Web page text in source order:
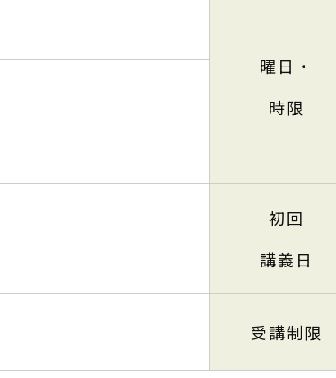
曜日・
時限
初回
講義日
受講制限